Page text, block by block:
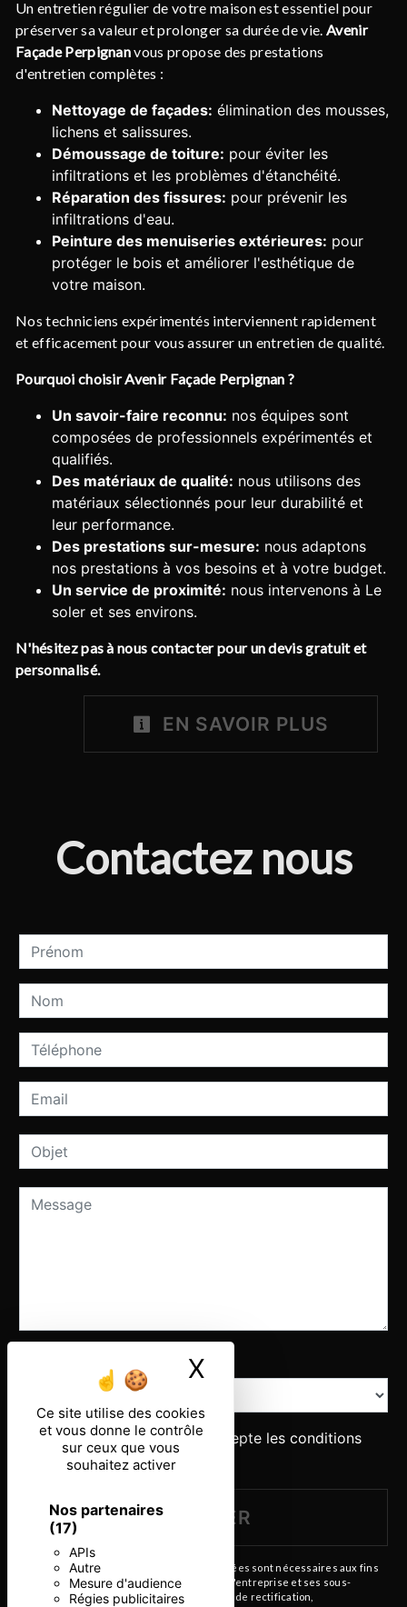
Ce site utilise des cookies
et vous donne le contrôle
sur ceux que vous
souhaitez activer
Nos partenaires
(17)
APIs
Autre
Mesure d'audience
Régies publicitaires
X
Un entretien régulier de votre maison est essentiel pour
préserver sa valeur et prolonger sa durée de vie.Avenir
Façade Perpignanvous propose des prestations
d'entretien complètes :
Nettoyage de façades: élimination des mousses,
lichens et salissures.
Démoussage de toiture: pour éviter les
infiltrations et les problèmes d'étanchéité.
Réparation des fissures: pour prévenir les
infiltrations d'eau.
Peinture des menuiseries extérieures: pour
protéger le bois et améliorer l'esthétique de
votre maison.
Nos techniciens expérimentés interviennent rapidement
et efficacement pour vous assurer un entretien de qualité.
Pourquoi choisir Avenir Façade Perpignan ?
Un savoir-faire reconnu: nos équipes sont
composées de professionnels expérimentés et
qualifiés.
Des matériaux de qualité: nous utilisons des
matériaux sélectionnés pour leur durabilité et
leur performance.
Des prestations sur-mesure: nous adaptons
nos prestations à vos besoins et à votre budget.
Un service de proximité: nous intervenons à Le
soler et ses environs.
N'hésitez pas à nous contacter pour un devis gratuit et
personnalisé.
EN SAVOIR PLUS
Contactez nous
Combien font un plus six
En cochant cette case, j'accepte les conditions
particulières ci-dessous **
ENVOYER
** Les données personnelles communiquées sont nécessaires aux fins
de vous contacter. Elles sont destinées à l'entreprise et ses sous-
traitants. Vous disposez de droits d’accès, de rectification,